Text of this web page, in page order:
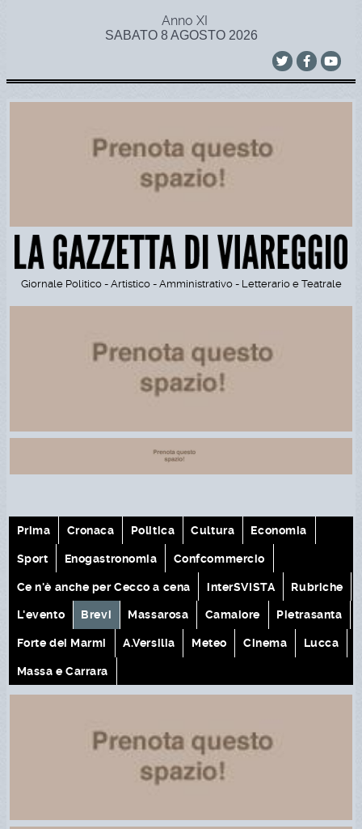
Anno XI
SABATO 8 AGOSTO 2026
Giornale Politico - Artistico - Amministrativo - Letterario e Teatrale
Prima Cronaca Politica Cultura Economia
Sport Enogastronomia Confcommercio
Ce n'è anche per Cecco a cena interSVISTA Rubriche
L'evento Brevi Massarosa Camaiore Pietrasanta
Forte dei Marmi A.Versilia Meteo Cinema Lucca
Massa e Carrara